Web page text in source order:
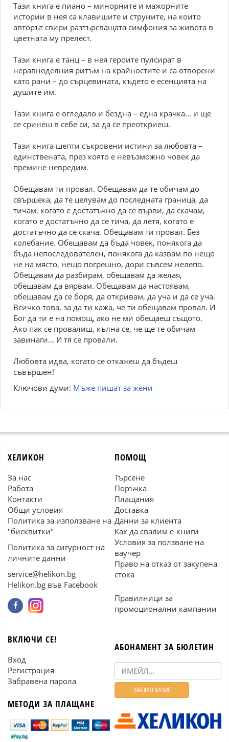
Тази книга е пиано – минорните и мажорните
истории в нея са клавишите и струните, на които
авторът свири разтърсващата симфония за живота в
цветната му прелест.
Тази книга е танц – в нея героите пулсират в
неравноделния ритъм на крайностите и са отворени
като рани – до сърцевината, където е есенцията на
душите им.
Тази книга е огледало и бездна – една крачка... и ще
се сринеш в себе си, за да се преоткриеш.
Тази книга шепти съкровени истини за любовта –
единствената, през която е невъзможно човек да
премине невредим.
Обещавам ти провал. Обещавам да те обичам до
свършека, да те целувам до последната граница, да
тичам, когато е достатъчно да се върви, да скачам,
когато е достатъчно да се тича, да летя, когато е
достатъчно да се скача. Обещавам ти провал. Без
колебание. Обещавам да бъда човек, понякога да
бъда непоследователен, понякога да казвам по нещо
не на място, нещо погрешно, дори съвсем нелепо.
Обещавам да разбирам, обещавам да желая,
обещавам да вярвам. Обещавам да настоявам,
обещавам да се боря, да откривам, да уча и да се уча.
Всичко това, за да ти кажа, че ти обещавам провал. И
Бог да ти е на помощ, ако не ми обещаеш същото.
Ако пак се провалиш, кълна се, че ще те обичам
завинаги... И тя се провали.
Любовта идва, когато се откажеш да бъдеш
съвършен!
Ключови думи: Мъже пишат за жени
ХЕЛИКОН
За нас
Работа
Контакти
Общи условия
Политика за използване на
"бисквитки"
Политика за сигурност на
личните данни
service@helikon.bg
Helikon.bg във Facebook
ПОМОЩ
Търсене
Поръчка
Плащания
Доставка
Данни за клиента
Как да свалим е-книги
Условия за ползване на
ваучер
Право на отказ от закупена
стока
Правилници за
промоционални кампании
ВКЛЮЧИ СЕ!
Вход
Регистрация
Забравена парола
МЕТОДИ ЗА ПЛАЩАНЕ
АБОНАМЕНТ ЗА БЮЛЕТИН